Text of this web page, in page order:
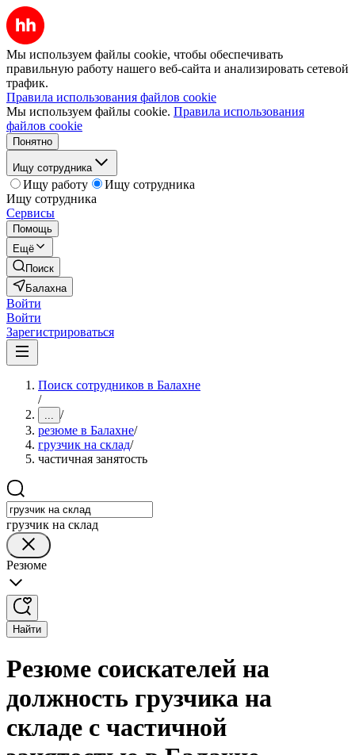
Мы используем файлы cookie, чтобы обеспечивать
правильную работу нашего веб-сайта и анализировать сетевой
трафик.
Правила использования файлов cookie
Мы используем файлы cookie. Правила использования
файлов cookie
Понятно
Ищу сотрудника
Ищу работу
Ищу сотрудника
Ищу сотрудника
Сервисы
Помощь
Ещё
Поиск
Балахна
Войти
Войти
Зарегистрироваться
Поиск сотрудников в Балахне
/
... /
резюме в Балахне/
грузчик на склад/
частичная занятость
грузчик на склад
Резюме
Найти
Резюме соискателей на
должность грузчика на
складе с частичной